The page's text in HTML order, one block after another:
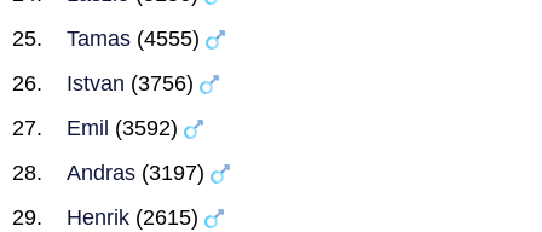
Tamas (4555)
Istvan (3756)
Emil (3592)
Andras (3197)
Henrik (2615)